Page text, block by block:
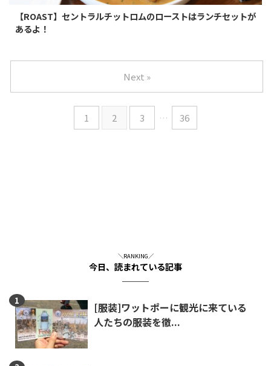
【ROAST】セントラルチットロムのローストはランチセットが
あるよ！
1 2 3 … 36
Next »
＼RANKING／
今日、読まれている記事
[服装]ワットポーに観光に来ている
人たちの服装を徹...